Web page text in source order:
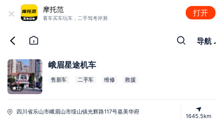
+ 摩托范
看车买车玩车，二手驾考评测
打开
导航
12
峨眉星途机车
售新车 二手车 维修 救援
四川省乐山市峨眉山市绥山镇光辉路117号嘉美华府
1645.5km